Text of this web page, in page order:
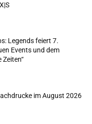
Legends feiert 7.
Events und dem
Zeiten“
im August 2026